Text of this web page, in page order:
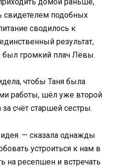
свидетелем подобных
сводилось к
результат,
был громкий плач Лёвы.
чтобы Таня была
работы, шёл уже второй
счёт старшей сестры.
— сказала однажды
устроиться к нам в
на ресепшен и встречать